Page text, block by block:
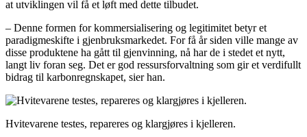
at utviklingen vil få et løft med dette tilbudet.
– Denne formen for kommersialisering og legitimitet betyr et
paradigmeskifte i gjenbruksmarkedet. For få år siden ville mange av
disse produktene ha gått til gjenvinning, nå har de i stedet et nytt,
langt liv foran seg. Det er god ressursforvaltning som gir et verdifullt
bidrag til karbonregnskapet, sier han.
Hvitevarene testes, repareres og klargjøres i kjelleren.